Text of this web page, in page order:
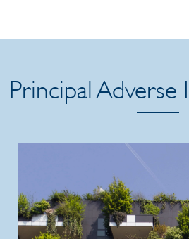
Principal Adverse